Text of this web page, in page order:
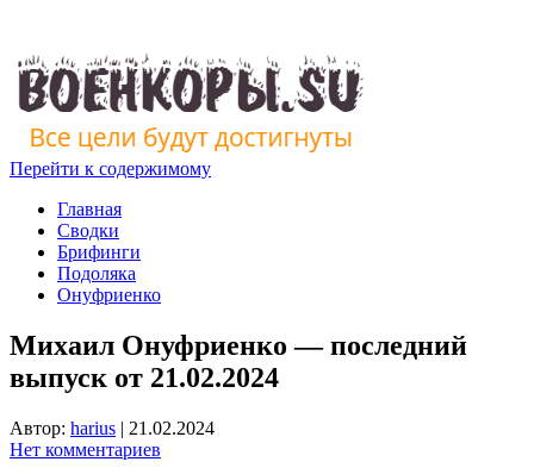
Перейти к содержимому
Главная
Сводки
Брифинги
Подоляка
Онуфриенко
Михаил Онуфриенко — последний
выпуск от 21.02.2024
Автор: harius | 21.02.2024
Нет комментариев